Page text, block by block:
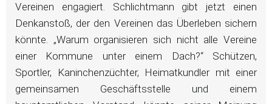
Vereinen engagiert. Schlichtmann gibt jetzt einen
Denkanstoß, der den Vereinen das Überleben sichern
könnte. „Warum organisieren sich nicht alle Vereine
einer Kommune unter einem Dach?“ Schützen,
Sportler, Kaninchenzüchter, Heimatkundler mit einer
gemeinsamen Geschäftsstelle und einem